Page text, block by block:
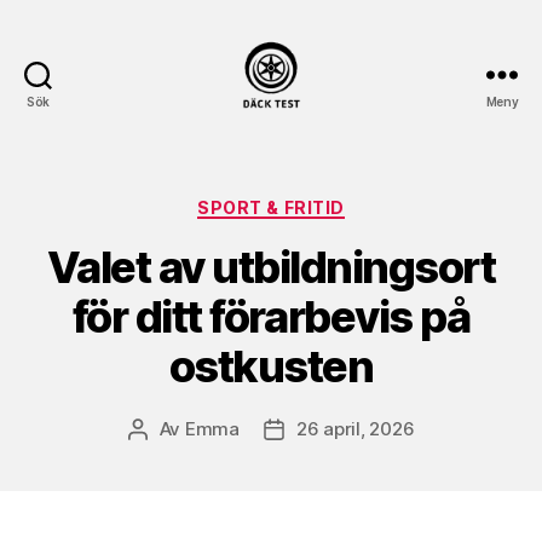
Sök Meny
Kategorier
SPORT & FRITID
Valet av utbildningsort
för ditt förarbevis på
ostkusten
Inläggsförfattare
Av Emma Inläggsdatum
26 april, 2026